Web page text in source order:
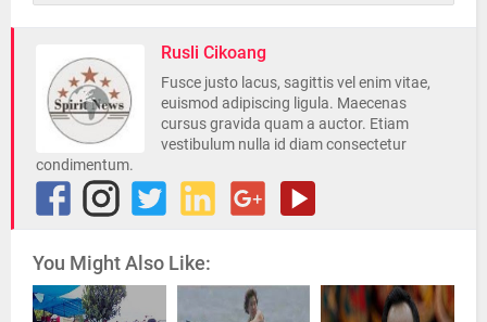
Rusli Cikoang
Fusce justo lacus, sagittis vel enim vitae,
euismod adipiscing ligula. Maecenas
cursus gravida quam a auctor. Etiam
vestibulum nulla id diam consectetur
condimentum.
You Might Also Like: